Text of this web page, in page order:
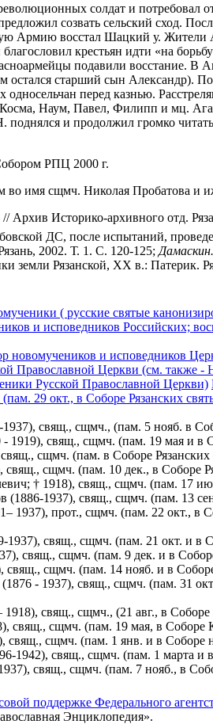
солдат и потребовал
созвать сельский сход.
Армию восстал Шацкий у. Жители
крестьян идти «на
подавили восстание. В
остался старший сын Александр).
односельчан перед казнью.
Наум, Павел, Филипп и мц.
и продолжил громко
РПЦ 2000 г.
во имя сщмч. Николая Пробатова
Архив Историко-архивного отд.
ДС, после испытаний,
2002. Т. 1. С. 120-125; Дамаскин.
земли Рязанской, XX в.: Патерик.
( русские святые
и исповедников Российских;
новомучеников и исповедников
Православной Церкви (см. также -
Русской Православной Церкви)
29 окт., в Соборе Рязанских
свящ., сщмч., (пам. 5 нояб. в
1919), свящ., сщмч. (пам. 19 мая и в
сщмч. (пам. в Соборе
сщмч. (пам. 10 дек., в Соборе
† 1918), свящ., сщмч. (пам. 17
(1886-1937), свящ., сщмч. (пам. 13
1937), прот., сщмч. (пам. 22 окт., в
1937), свящ., сщмч. (пам. 21 окт. и в
свящ., сщмч. (пам. 9 дек. и в
свящ., сщмч. (пам. 14 нояб. и в
- 1937), свящ., сщмч. (пам. 31
свящ., сщмч., (21 авг., в
свящ., сщмч. (пам. 19 мая, в Соборе
свящ., сщмч. (пам. 1 янв. и в Соборе
1942), свящ., сщмч. (пам. 1 марта и
свящ., сщмч. (пам. 7 нояб., в
поддержке Федерального
Энциклопедия».